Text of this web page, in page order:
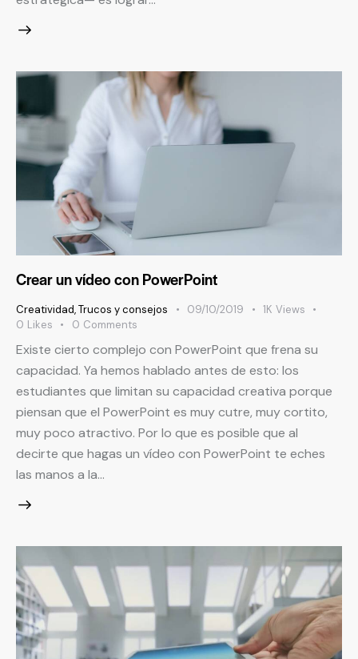
Crear un vídeo con PowerPoint
Creatividad,Trucos y consejos 09/10/2019 1K Views
0 Likes 0 Comments
Existe cierto complejo con PowerPoint que frena su
capacidad. Ya hemos hablado antes de esto: los
estudiantes que limitan su capacidad creativa porque
piensan que el PowerPoint es muy cutre, muy cortito,
muy poco atractivo. Por lo que es posible que al
decirte que hagas un vídeo con PowerPoint te eches
las manos a la…